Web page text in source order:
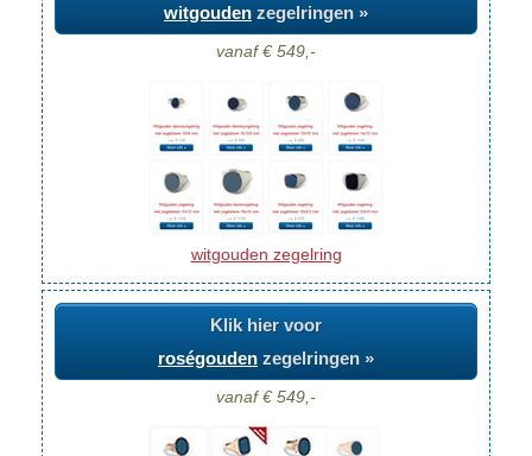
witgouden zegelringen »
vanaf € 549,-
witgouden zegelring
Klik hier voor
roségouden zegelringen »
vanaf € 549,-